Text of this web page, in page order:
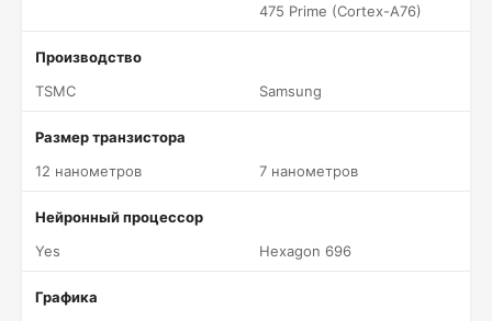
475 Prime (Cortex-A76)
Производство
TSMC
Samsung
Размер транзистора
12 нанометров
7 нанометров
Нейронный процессор
Yes
Hexagon 696
Графика